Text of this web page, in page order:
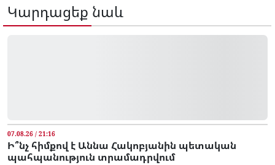
Կարդացեք նաև
07.08.26 / 21:16
Ի՞նչ հիմքով է Աննա Հակոբյանին պետական
պահպանություն տրամադրվում